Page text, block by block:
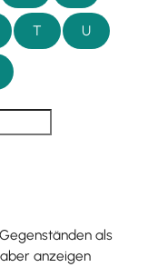
T U
als
anzeigen